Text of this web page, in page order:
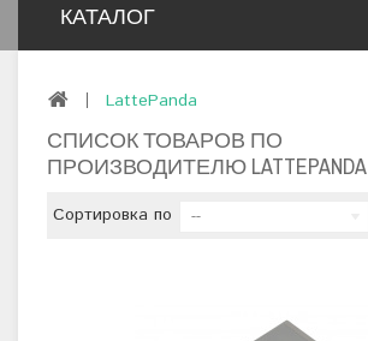
КАТАЛОГ
LattePanda
СПИСОК ТОВАРОВ ПО
ПРОИЗВОДИТЕЛЮ LATTEPANDA
Сортировка по --